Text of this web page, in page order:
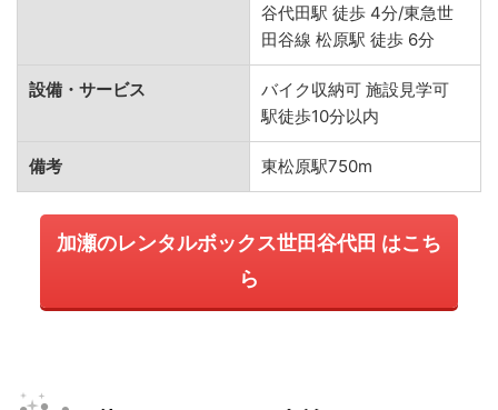
谷代田駅 徒歩 4分/東急世
田谷線 松原駅 徒歩 6分
設備・サービス
バイク収納可 施設見学可
駅徒歩10分以内
備考 東松原駅750m
加瀬のレンタルボックス世田谷代田 はこち
ら